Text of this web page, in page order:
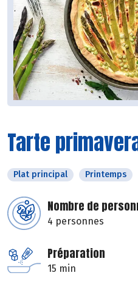
Tarte
Plat principal Printemps
Nombre de
4 personnes
Préparation
15 min